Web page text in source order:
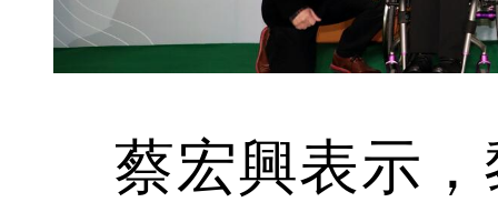
蔡宏興表示，